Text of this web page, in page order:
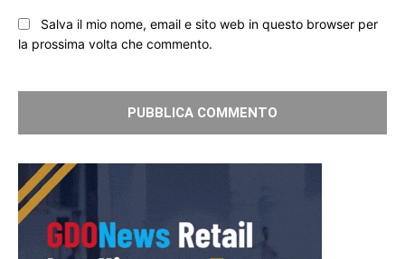
Salva il mio nome, email e sito web in questo browser per
la prossima volta che commento.